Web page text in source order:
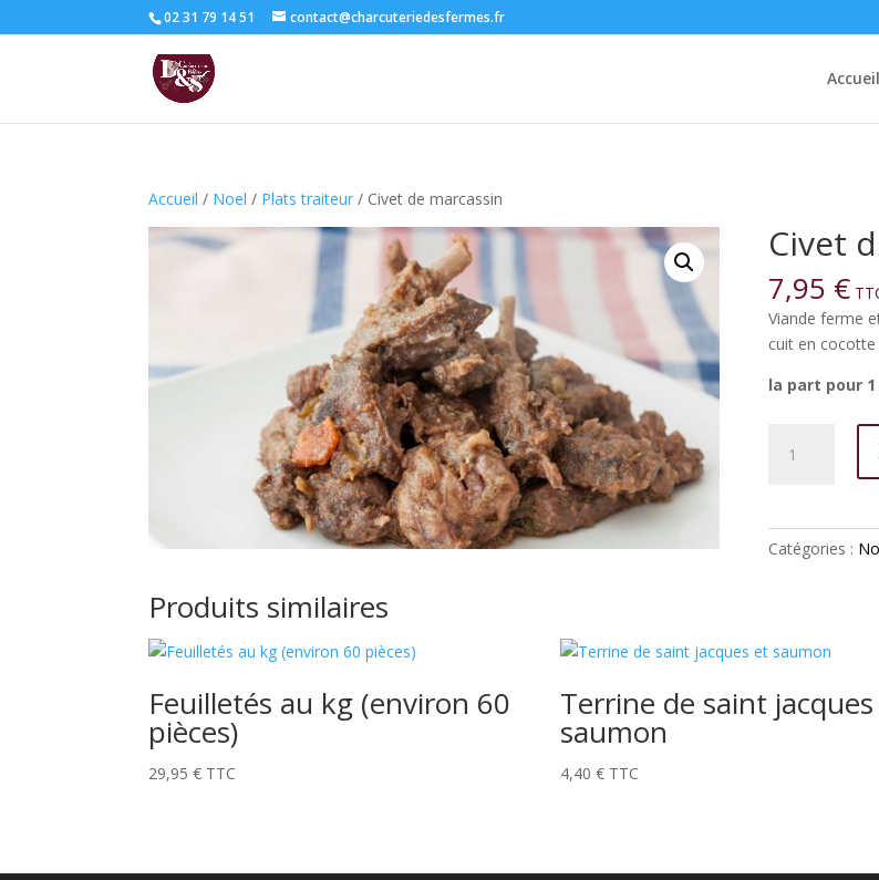
02 31 79 14 51 contact@charcuteriedesfermes.fr
Accueil
Accueil / Noel / Plats traiteur / Civet de marcassin
Civet
7,95 €
Viande ferme
cuit en
la part pour
marcassin
Catégories :
Produits similaires
Feuilletés au kg (environ 60
pièces)
29,95€ TTC
Terrine de saint
saumon
4,40 € TTC